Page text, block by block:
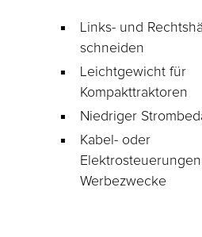
Links- und
schneiden
Leichtgewicht für
Kompakttraktoren
Niedriger
Kabel- oder
Werbezwecke